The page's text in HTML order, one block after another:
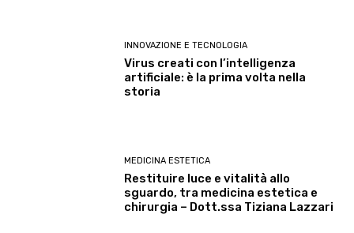
INNOVAZIONE E TECNOLOGIA
Virus creati con l’intelligenza
artificiale: è la prima volta nella
storia
MEDICINA ESTETICA
Restituire luce e vitalità allo
sguardo, tra medicina estetica e
chirurgia – Dott.ssa Tiziana Lazzari